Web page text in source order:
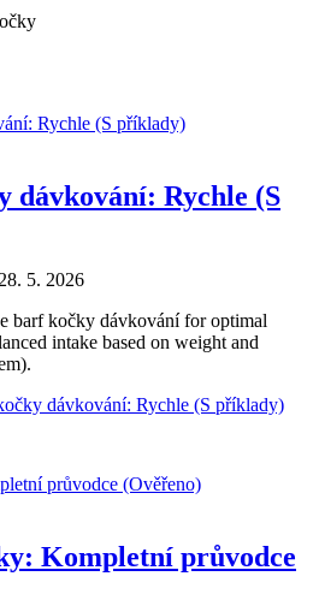
dávkování: Rychle (S
28. 5. 2026
barf kočky dávkování for optimal
intake based on weight and
dávkování: Rychle (S příklady)
Kompletní průvodce